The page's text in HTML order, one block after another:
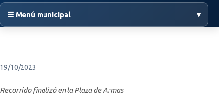
☰ Menú municipal ▾
19/10/2023
Recorrido finalizó en la Plaza de Armas